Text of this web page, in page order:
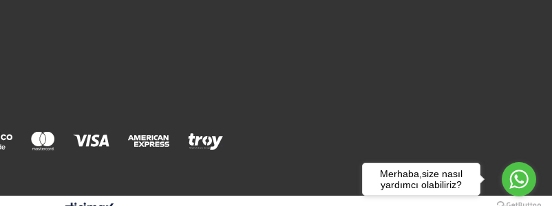
Merhaba,size nasıl
yardımcı olabiliriz?